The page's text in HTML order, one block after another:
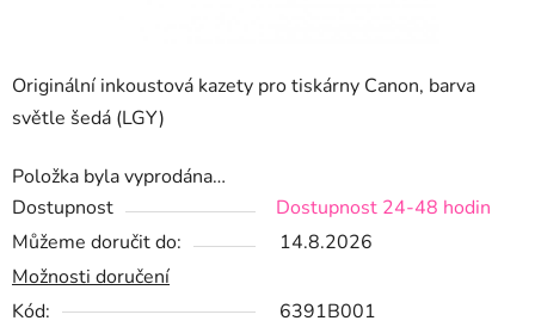
Originální inkoustová kazety pro tiskárny Canon, barva
světle šedá (LGY)
Položka byla vyprodána…
Dostupnost
Dostupnost 24-48 hodin
Můžeme doručit do:
14.8.2026
Možnosti doručení
Kód:
6391B001